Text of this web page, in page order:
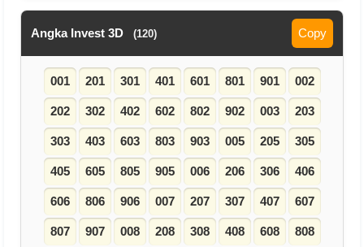
Angka Invest 3D (120) Copy
001 201 301 401 601 801 901 002
202 302 402 602 802 902 003 203
303 403 603 803 903 005 205 305
405 605 805 905 006 206 306 406
606 806 906 007 207 307 407 607
807 907 008 208 308 408 608 808